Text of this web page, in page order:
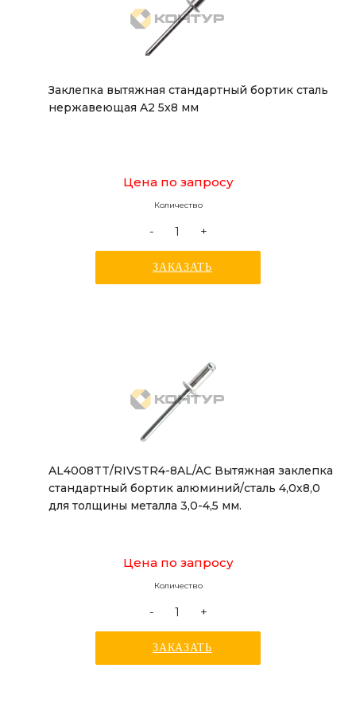
Заклепка вытяжная стандартный бортик сталь
нержавеющая A2 5x8 мм
Цена по запросу
Количество
- +
ЗАКАЗАТЬ
AL4008TT/RIVSTR4-8AL/AC Вытяжная заклепка
стандартный бортик алюминий/сталь 4,0х8,0
для толщины металла 3,0-4,5 мм.
Цена по запросу
Количество
- +
ЗАКАЗАТЬ